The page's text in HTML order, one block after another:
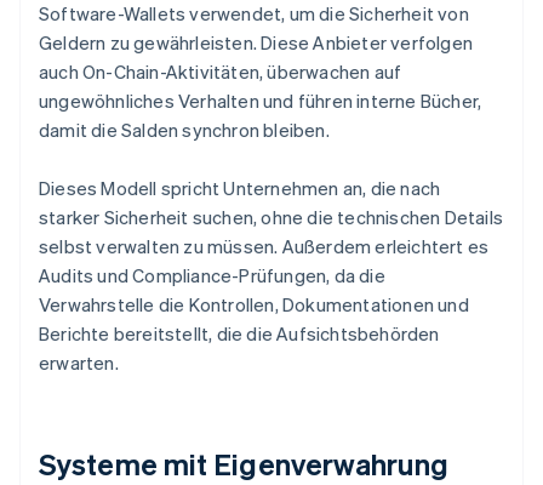
Software-Wallets verwendet, um die Sicherheit von
Geldern zu gewährleisten. Diese Anbieter verfolgen
auch On-Chain-Aktivitäten, überwachen auf
ungewöhnliches Verhalten und führen interne Bücher,
damit die Salden synchron bleiben.
Dieses Modell spricht Unternehmen an, die nach
starker Sicherheit suchen, ohne die technischen Details
selbst verwalten zu müssen. Außerdem erleichtert es
Audits und Compliance-Prüfungen, da die
Verwahrstelle die Kontrollen, Dokumentationen und
Berichte bereitstellt, die die Aufsichtsbehörden
erwarten.
Systeme mit Eigenverwahrung